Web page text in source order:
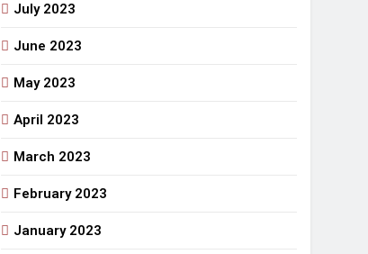
July 2023
June 2023
May 2023
April 2023
March 2023
February 2023
January 2023